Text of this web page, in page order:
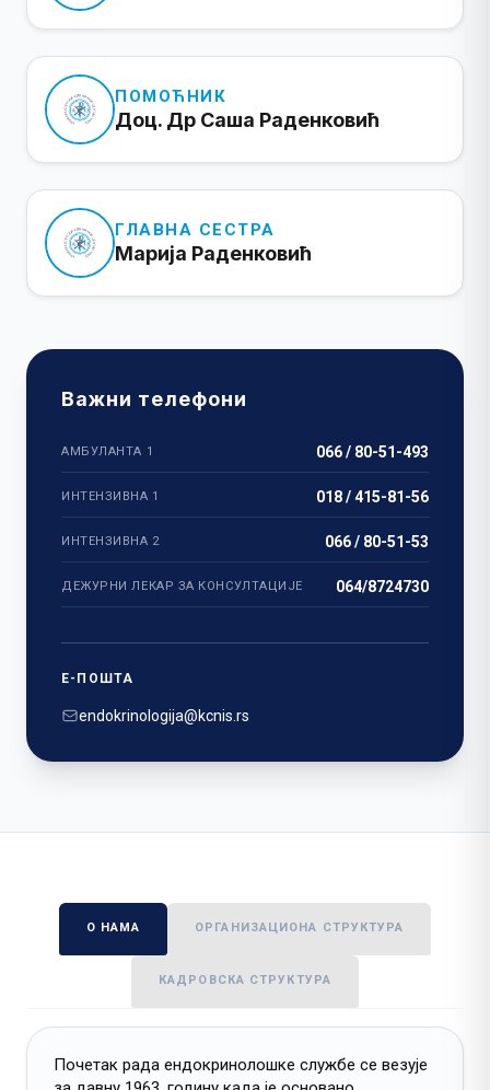
ПОМОЋНИК
Доц. Др Саша Раденковић
ГЛАВНА СЕСТРА
Марија Раденковић
Важни телефони
АМБУЛАНТА 1 066 / 80-51-493
ИНТЕНЗИВНА 1 018 / 415-81-56
ИНТЕНЗИВНА 2 066 / 80-51-53
ДЕЖУРНИ ЛЕКАР ЗА КОНСУЛТАЦИЈЕ 064/8724730
Е-ПОШТА
endokrinologija@kcnis.rs
О НАМА ОРГАНИЗАЦИОНА СТРУКТУРА
КАДРОВСКА СТРУКТУРА
Почетак рада ендокринолошке службе се везује